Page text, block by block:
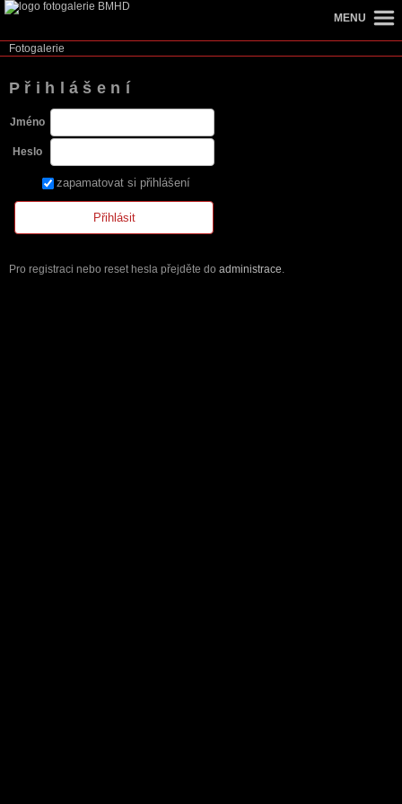
Fotogalerie
Přihlášení
Jméno
Heslo
zapamatovat si přihlášení
Pro registraci nebo reset hesla přejděte do administrace.
MENU